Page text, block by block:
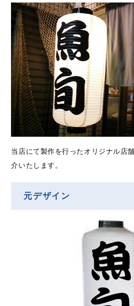
当店にて製作を行ったオリジナル店
介いたします。
元デザイン